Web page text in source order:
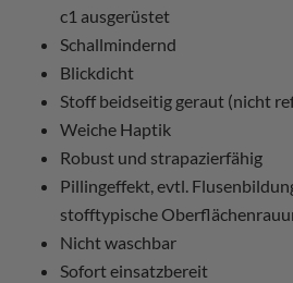
c1 ausgerüstet
Schallmindernd
Blickdicht
Stoff beidseitig geraut (nicht
Weiche Haptik
Robust und strapazierfähig
Pillingeffekt, evtl.
stofftypische
Nicht waschbar
Sofort einsatzbereit